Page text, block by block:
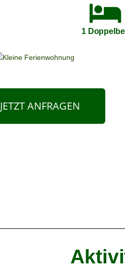
1
JETZT ANFRAGEN